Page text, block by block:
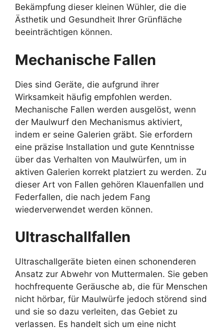
Bekämpfung dieser kleinen Wühler, die die
Ästhetik und Gesundheit Ihrer Grünfläche
beeinträchtigen können.
Mechanische Fallen
Dies sind Geräte, die aufgrund ihrer
Wirksamkeit häufig empfohlen werden.
Mechanische Fallen werden ausgelöst, wenn
der Maulwurf den Mechanismus aktiviert,
indem er seine Galerien gräbt. Sie erfordern
eine präzise Installation und gute Kenntnisse
über das Verhalten von Maulwürfen, um in
aktiven Galerien korrekt platziert zu werden. Zu
dieser Art von Fallen gehören Klauenfallen und
Federfallen, die nach jedem Fang
wiederverwendet werden können.
Ultraschallfallen
Ultraschallgeräte bieten einen schonenderen
Ansatz zur Abwehr von Muttermalen. Sie geben
hochfrequente Geräusche ab, die für Menschen
nicht hörbar, für Maulwürfe jedoch störend sind
und sie so dazu verleiten, das Gebiet zu
verlassen. Es handelt sich um eine nicht